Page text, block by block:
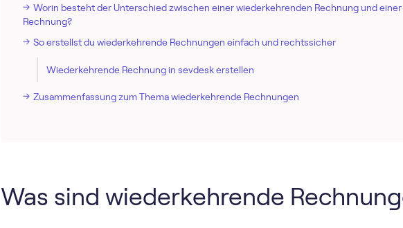
Worin besteht der Unterschied zwischen einer wiederkehrenden Rechnung und einer
Rechnung?
So erstellst du wiederkehrende Rechnungen einfach und rechtssicher
Wiederkehrende Rechnung in sevdesk erstellen
Zusammenfassung zum Thema wiederkehrende Rechnungen
Was sind wiederkehrende